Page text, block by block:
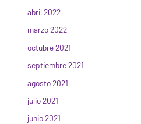
abril 2022
marzo 2022
octubre 2021
septiembre 2021
agosto 2021
julio 2021
junio 2021